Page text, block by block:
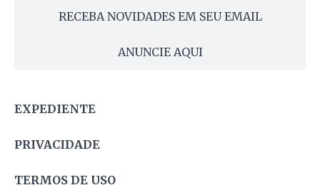
RECEBA NOVIDADES EM SEU EMAIL
ANUNCIE AQUI
EXPEDIENTE
PRIVACIDADE
TERMOS DE USO